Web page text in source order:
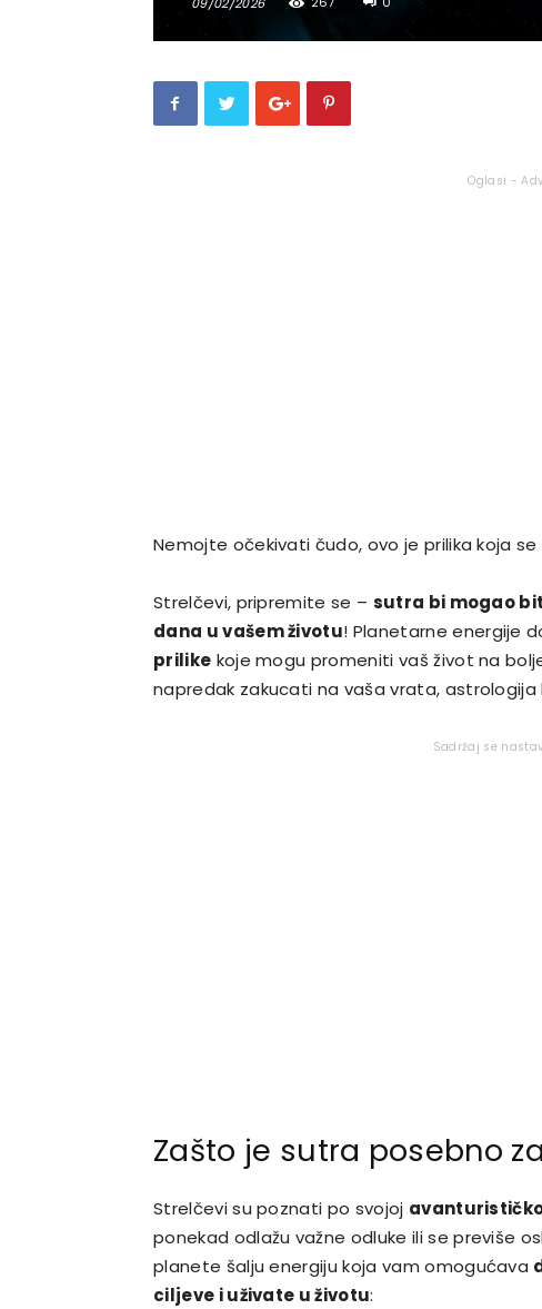
Oglasi -
Nemojte očekivati čudo, ovo je prilika koja
Strelčevi, pripremite se – sutra bi mogao
dana u vašem životu! Planetarne energije
prilike koje mogu promeniti vaš život na
napredak zakucati na vaša vrata, astrologija
Sadržaj se
Zašto je sutra posebno
Strelčevi su poznati po svojoj
ponekad odlažu važne odluke ili se previše
planete šalju energiju koja vam omogućava
ciljeve i uživate u životu: